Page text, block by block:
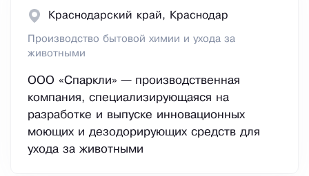
Краснодарский край, Краснодар
Производство бытовой химии и ухода за
животными
ООО «Спаркли» — производственная
компания, специализирующаяся на
разработке и выпуске инновационных
моющих и дезодорирующих средств для
ухода за животными